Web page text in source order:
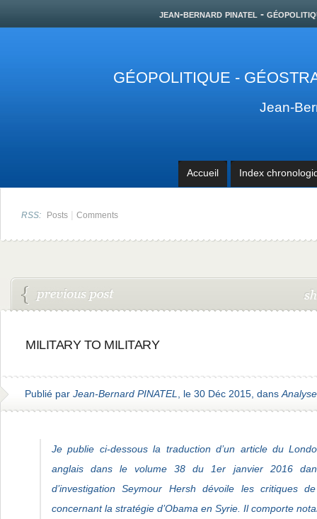
jean-bernard pinatel -
GÉOPOLITIQUE -
Jean-
Accueil Index
RSS: Posts | Comments
MILITARY TO MILITARY
Publié par Jean-Bernard PINATEL , le 30 Déc 2015, dans
Je publie ci-dessous la traduction d’un article du
anglais dans le volume 38 du 1er janvier 2016
d’investigation Seymour Hersh dévoile les critiques
concernant la stratégie d’Obama en Syrie. Il comporte